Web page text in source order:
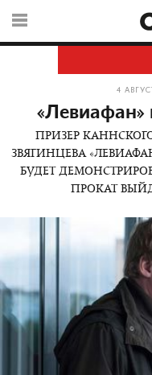
4
«Левиафан»
ПРИЗЕР
ЗВЯГИНЦЕВА
БУДЕТ
ПРОКАТ